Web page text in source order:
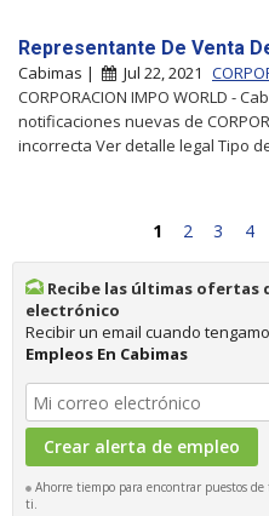
Representante De Venta
Cabimas | Jul 22, 2021
CORPORACION IMPO WORLD -
notificaciones nuevas de
incorrecta Ver detalle legal Tipo
1 2 3 4
Recibe las últimas ofertas
electrónico
Recibir un email cuando
Empleos En Cabimas
Ahorre tiempo para encontrar puestos de
ti.